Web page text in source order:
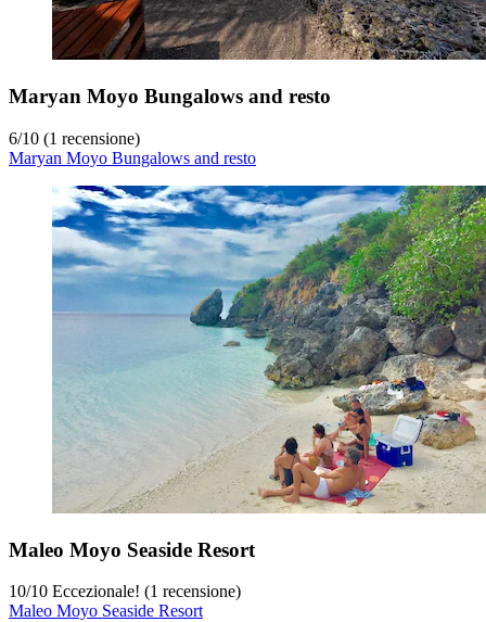
Maryan Moyo Bungalows and resto
6/10 (1 recensione)
Maryan Moyo Bungalows and resto
Maleo Moyo Seaside Resort
10/10 Eccezionale! (1 recensione)
Maleo Moyo Seaside Resort